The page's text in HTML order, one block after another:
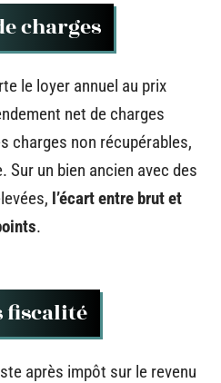
charges
le loyer annuel au prix
net de charges
charges non récupérables,
Sur un bien ancien avec des
l’écart entre brut et
.
fiscalité
après impôt sur le revenu